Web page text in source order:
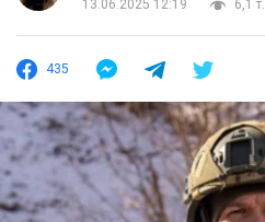
13.06.2025 12:19
6,1 т.
435